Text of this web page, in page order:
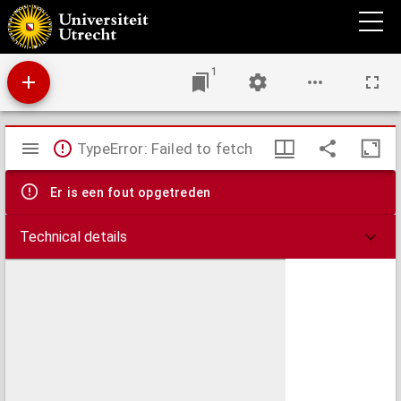
Beredeneerde beschouwing der schilderkunde
1
Mirador
viewer
TypeError: Failed to fetch
Er is een fout opgetreden
Technical details